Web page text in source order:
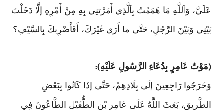
عَلَيَّ، وَاَللَّهِ مَا هَمَمْتُ بِاَلَّذِي أَمَرْتنِي بِهِ مِنْ أَمْرِهِ إلَّا دَخَلْتَ
بَيْنِي وَبَيْنَ الرَّجُلِ، حَتَّى مَا أَرَى غَيْرَكَ، أَفَأَضْرِبكَ بِالسَّيْفِ؟
(مَوْتُ عَامِرٍ بِدُعَاءِ الرَّسُولِ عَلَيْهِ):
وَخَرَجُوا رَاجِعِينَ إلَى بِلَادِهِمْ، حَتَّى إذَا كَانُوا بِبَعْضِ
الطَّرِيقِ، بَعَثَ اللَّهُ عَلَى عَامِرِ بْنِ الطُّفَيْلِ الطَّاعُونَ فِي